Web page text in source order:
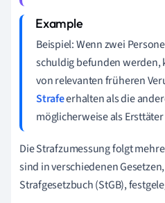
Beispiel: Wenn zwei
schuldig befunden werden,
von relevanten früheren
Strafeerhalten als die
möglicherweise als
Die Strafzumessung folgt
sind in verschiedenen
Strafgesetzbuch (StGB),